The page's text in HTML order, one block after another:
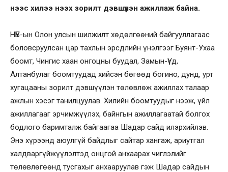
нээс хилээ нээх зорилт дэвшүүлэн ажиллаж байна.
НҮБ-ын Олон улсын шилжилт хөдөлгөөний байгууллагаас
боловсруулсан цар тахлын эрсдлийн үнэлгээг Буянт-Ухаа
боомт, Чингис хаан онгоцны буудал, Замын-Үүд,
Алтанбулаг боомтуудад хийсэн бөгөөд богино, дунд, урт
хугацааны зорилт дэвшүүлэн төлөвлөж ажиллах талаар
ажлын хэсэг танилцуулав. Хилийн боомтуудыг нээж, үйл
ажиллагааг эрчимжүүлэх, байнгын ажиллагаатай болгох
бодлого баримталж байгаагаа Шадар сайд илэрхийлэв.
Энэ хүрээнд аюулгүй байдлыг сайтар хангаж, ариутгал
халдваргүйжүүлэлтэд онцгой анхаарах чиглэлийг
төлөвлөгөөнд тусгахыг анхааруулав гэж Шадар сайдын